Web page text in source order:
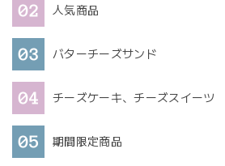
人気商品
バターチーズサンド
チーズケーキ、チーズスイーツ
期間限定商品